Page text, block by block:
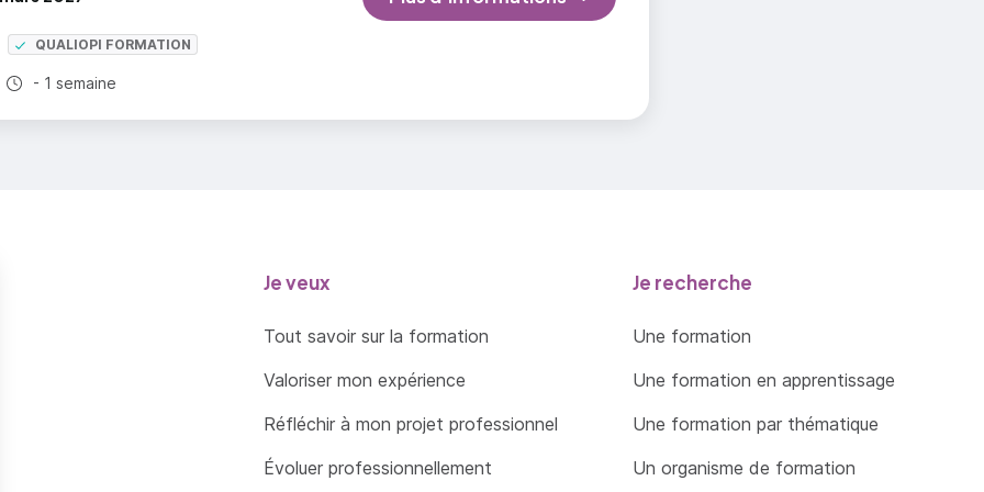
QUALIOPI FORMATION
Durée totale :
- 1 semaine
Je veux
Tout savoir sur la formation
Valoriser mon expérience
Réfléchir à mon projet professionnel
Évoluer professionnellement
Je recherche
Une formation
Une formation en apprentissage
Une formation par thématique
Un organisme de formation